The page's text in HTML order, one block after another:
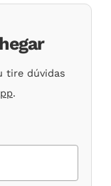
tire dúvidas
.